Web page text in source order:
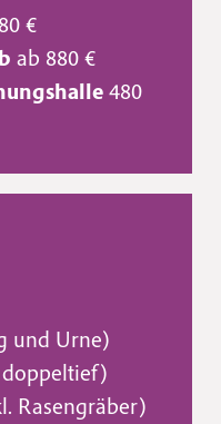
€
ab 880 €
480
und Urne)
Rasengräber)